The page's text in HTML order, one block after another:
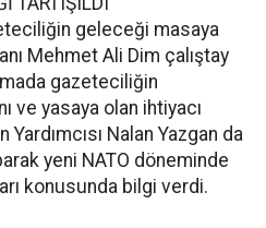
geleceği masaya
Mehmet Ali Dim çalıştay
gazeteciliğin
ve yasaya olan ihtiyacı
Yardımcısı Nalan Yazgan da
yeni NATO döneminde
konusunda bilgi verdi.